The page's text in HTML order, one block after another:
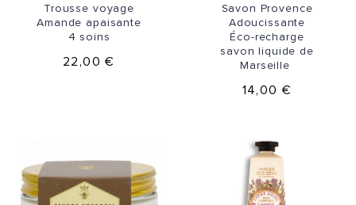
Trousse voyage
Amande apaisante
4 soins
22,00 €
Savon Provence
Adoucissante
Éco-recharge
savon liquide de
Marseille
14,00 €